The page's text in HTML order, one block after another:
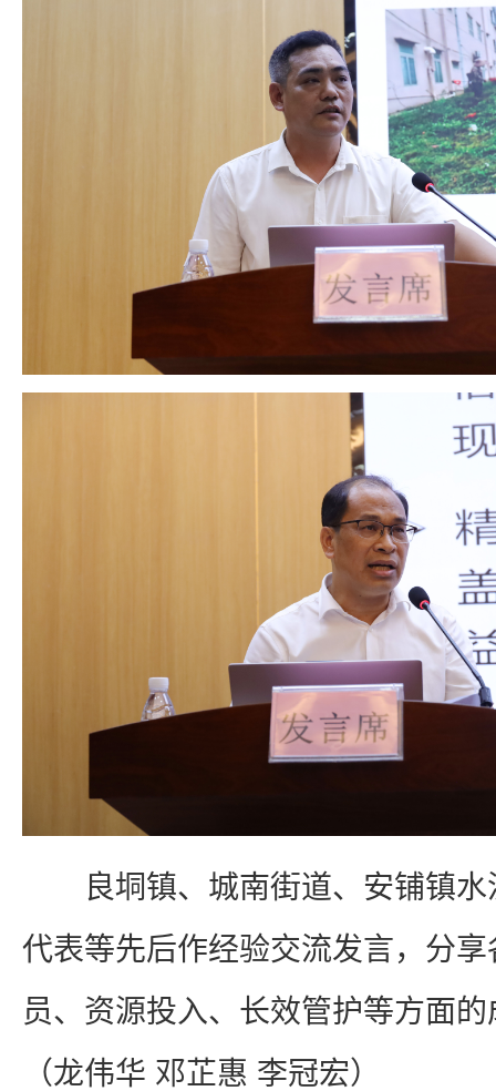
良垌镇、城南街道、安铺镇水
代表等先后作经验交流发言，分
员、资源投入、长效管护等方面
（龙伟华 邓芷惠 李冠宏）